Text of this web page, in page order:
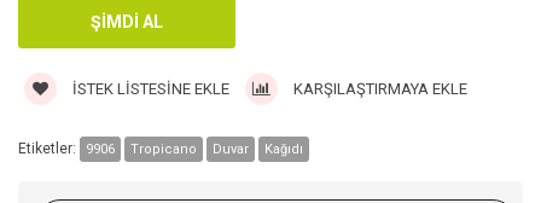
İSTEK LISTESINE EKLE KARŞILAŞTIRMAYA EKLE
Etiketler: 9906 Tropicano Duvar Kağıdı